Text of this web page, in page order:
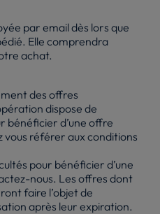
par email dès lors que
Elle comprendra
achat.
des offres
dispose de
bénéficier d’une offre
vous référer aux conditions
pour bénéficier d’une
nous. Les offres dont
faire l’objet de
après leur expiration.